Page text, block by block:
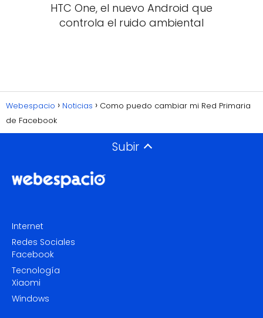
HTC One, el nuevo Android que
controla el ruido ambiental
Webespacio Noticias
Como puedo cambiar mi Red Primaria
de Facebook
Subir
Internet
Redes Sociales
Facebook
Tecnología
Xiaomi
Windows